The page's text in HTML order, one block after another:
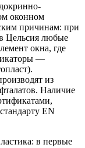
оконном
причинам: при
Цельсия любые
окна, где
—
из
Наличие
EN
в первые